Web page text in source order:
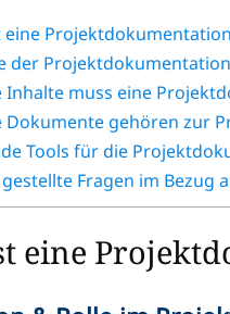
eine
der Projektdokumentation
Inhalte muss eine
Dokumente gehören zur
Tools für die
Fragen im Bezug
eine